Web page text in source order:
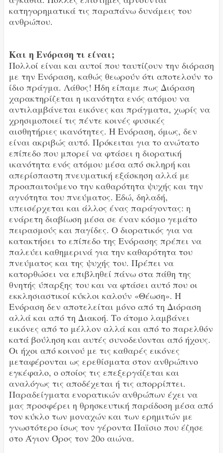
κατηγορηματικά τις παραπάνω δυνάμεις του
ανθρώπου.
Και η Ενόραση τι είναι;
Πολλοί είναι και αυτοί που ταυτίζουν την διόραση
με την Ενόραση, καθώς θεωρούν ότι αποτελούν το
ίδιο πράγμα. Λάθος! Ήδη είπαμε πως Διόραση
χαρακτηρίζεται η ικανότητα ενός ατόμου να
αντιλαμβάνεται εικόνες και πράγματα, χωρίς να
χρησιμοποιεί τις πέντε κοινές φυσικές
αισθητήριες ικανότητες. Η Ενόραση, όμως, δεν
είναι ακριβώς αυτό. Πρόκειται για το ανώτατο
επίπεδο που μπορεί να φτάσει η διορατική
ικανότητα ενός ατόμου μέσα από σκληρή και
απερίσπαστη πνευματική εξάσκηση αλλά με
προαπαιτούμενο την καθαρότητα ψυχής και την
αγνότητα του πνεύματος. Εδώ, δηλαδή,
υπεισέρχεται και άλλος ένας παράγοντας: η
ενάρετη διαβίωση μέσα σε έναν κόσμο γεμάτο
πειρασμούς και παγίδες. Ο διορατικός για να
κατακτήσει το επίπεδο της Ενόρασης πρέπει να
παλεύει καθημερινά για την καθαρότητα του
πνεύματος και της ψυχής του. Πρέπει να
κατορθώσει να επιβληθεί πάνω στα πάθη της
θνητής ύπαρξης του και να φτάσει αυτό που οι
εκκλησιαστικοί κύκλοι καλούν «Θέωση». Η
Ενόραση δεν αποτελείται μόνο από τη Διόραση
αλλά και από τη Διακοή. Το άτομο λαμβάνει
εικόνες από το μέλλον αλλά και από το παρελθόν
κατά βούληση και αυτές συνοδεύονται από ήχους.
Οι ήχοι από κοινού με τις καθαρές εικόνες
μεταφέρονται ως ερεθίσματα στον ανθρώπινο
εγκέφαλο, ο οποίος τις επεξεργάζεται και
αναλόγως τις αποδέχεται ή τις απορρίπτει.
Παραδείγματα ενορατικών ανθρώπων έχει να
μας προσφέρει η θρησκευτική παράδοση μέσα από
τον κύκλο των μοναχών και των ερημιτών με
γνωστότερο ίσως τον γέροντα Παϊσιο που έζησε
στο Άγιον Όρος τον 20ο αιώνα.